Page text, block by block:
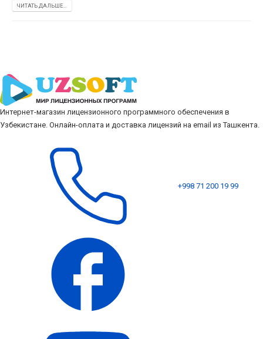
ЧИТАТЬ ДАЛЬШЕ...
Интернет-магазин лицензионного программного обеспечения в
Узбекистане. Онлайн-оплата и доставка лицензий на email из Ташкента.
+998 71 200 19 99